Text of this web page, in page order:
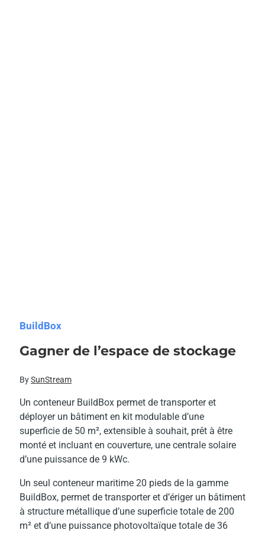
BuildBox
Gagner de l’espace de stockage
BySunStream
Un conteneur BuildBox permet de transporter et
déployer un bâtiment en kit modulable d’une
superficie de 50 m², extensible à souhait, prêt à être
monté et incluant en couverture, une centrale solaire
d’une puissance de 9 kWc.
Un seul conteneur maritime 20 pieds de la gamme
BuildBox, permet de transporter et d’ériger un bâtiment
à structure métallique d’une superficie totale de 200
m² et d’une puissance photovoltaïque totale de 36